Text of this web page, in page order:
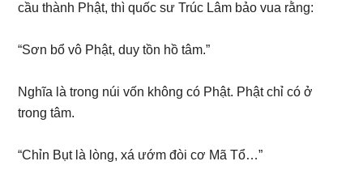
cầu thành Phật, thì quốc sư Trúc Lâm bảo vua rằng:
“Sơn bổ vô Phật, duy tồn hồ tâm.”
Nghĩa là trong núi vốn không có Phật. Phật chỉ có ở
trong tâm.
“Chỉn Bụt là lòng, xá ướm đòi cơ Mã Tổ…”